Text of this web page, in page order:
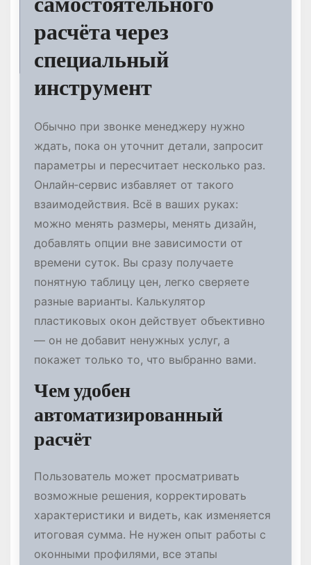
расчёта через
специальный
инструмент
Обычно при звонке менеджеру нужно
ждать, пока он уточнит детали, запросит
параметры и пересчитает несколько раз.
Онлайн‑сервис избавляет от такого
взаимодействия. Всё в ваших руках:
можно менять размеры, менять дизайн,
добавлять опции вне зависимости от
времени суток. Вы сразу получаете
понятную таблицу цен, легко сверяете
разные варианты. Калькулятор
пластиковых окон действует объективно
— он не добавит ненужных услуг, а
покажет только то, что выбранно вами.
Чем удобен
автоматизированный
расчёт
Пользователь может просматривать
возможные решения, корректировать
характеристики и видеть, как изменяется
итоговая сумма. Не нужен опыт работы с
оконными профилями, все этапы